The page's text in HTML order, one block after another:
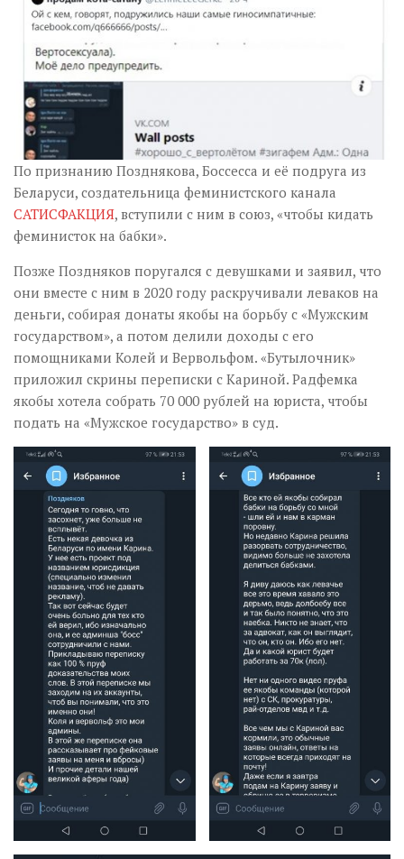
По признанию Позднякова, Боссесса и её подруга из
Беларуси, создательница феминистского канала
САТИСФАКЦИЯ, вступили с ним в союз, «чтобы кидать
феминисток на бабки».
Позже Поздняков поругался с девушками и заявил, что
они вместе с ним в 2020 году раскручивали леваков на
деньги, собирая донаты якобы на борьбу с «Мужским
государством», а потом делили доходы с его
помощниками Колей и Вервольфом. «Бутылочник»
приложил скрины переписки с Кариной. Радфемка
якобы хотела собрать 70 000 рублей на юриста, чтобы
подать на «Мужское государство» в суд.